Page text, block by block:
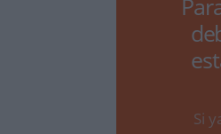
Si